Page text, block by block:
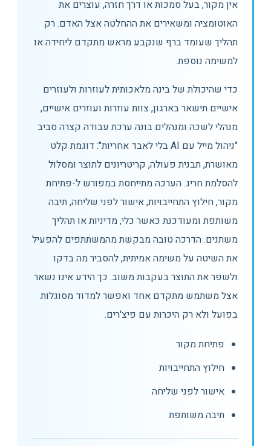
אין מקור, בעל סמכות או דרך חזרה, עוצרים את
האוטומציה ומשאירים את ההחלטה אצל האדם. רק
תהליך שעומד ברף שנקבע מראש מתקדם ליחידה או
למשימה נוספת.
כדי שהיכולת של בינה מלאכותית לעוזרות ולעוזרים
אישיים תישאר בארגון, צוות עוזרות ועוזרים אישיים,
מנהלי לשכה ומנהלים בונה ערכת עבודה קצרה סביב
"ניהול מייל עם AI בלי לאבד אחריות": דוגמת קלט
מאושרת, תבנית פעולה, קריטריונים לתוצר ומסלול
להסלמת חריג. הערכה מתייחסת במפורש ל-פתיחת
מקור, חילוץ התחייבויות, אישור לפני שליחה, תיבה
משותפת ומעודכנת כאשר כלי, מדיניות או תהליך
משתנים. הדרכה טובה מבקשת מהמשתתפים להפעיל
את השיטה על משימה אמיתית, להסביר מה בדקו
ולשפר את התוצר בעקבות משוב. כך הידע אינו נשאר
אצל משתמש מתקדם אחד ואפשר למדוד מסוגלות
בפועל ולא רק היכרות עם פיצ'רים.
פתיחת מקור
חילוץ התחייבויות
אישור לפני שליחה
תיבה משותפת